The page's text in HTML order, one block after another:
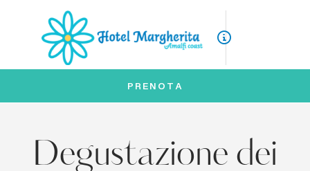
PRENOTA
Degustazione dei